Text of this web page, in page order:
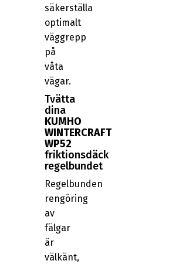
säkerställa
optimalt
väggrepp
på
våta
vägar.
Tvätta
dina
KUMHO
WINTERCRAFT
WP52
friktionsdäck
regelbundet
Regelbunden
rengöring
av
fälgar
är
välkänt,